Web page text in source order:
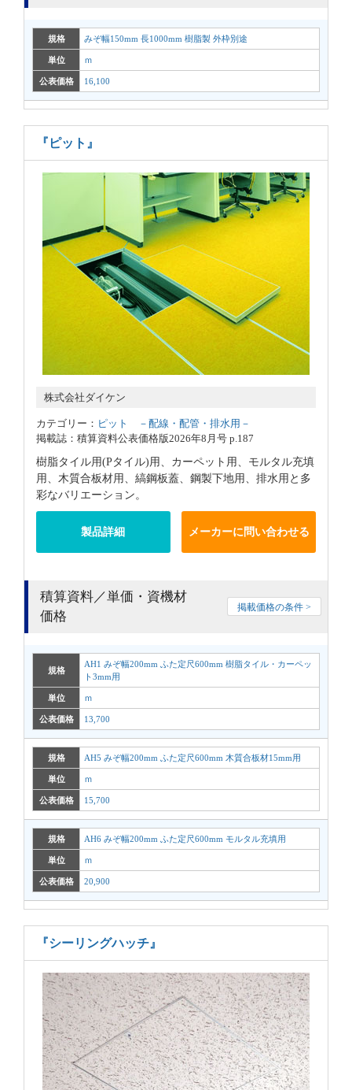
規格 みぞ幅150mm 長1000mm 樹脂製 外枠別途
単位 ｍ
公表価格 16,100
『ピット』
株式会社ダイケン
カテゴリー： ピット －配線・配管・排水用－
掲載誌：積算資料公表価格版2026年8月号 p.187
樹脂タイル用(Pタイル)用、カーペット用、モルタル充填
用、木質合板材用、縞鋼板蓋、鋼製下地用、排水用と多
彩なバリエーション。
製品詳細 メーカーに問い合わせる
積算資料／単価・資機材
価格
掲載価格の条件 >
規格
AH1 みぞ幅200mm ふた定尺600mm 樹脂タイル・カーペッ
ト3mm用
単位 ｍ
公表価格 13,700
規格 AH5 みぞ幅200mm ふた定尺600mm 木質合板材15mm用
単位 ｍ
公表価格 15,700
規格 AH6 みぞ幅200mm ふた定尺600mm モルタル充填用
単位 ｍ
公表価格 20,900
『シーリングハッチ』